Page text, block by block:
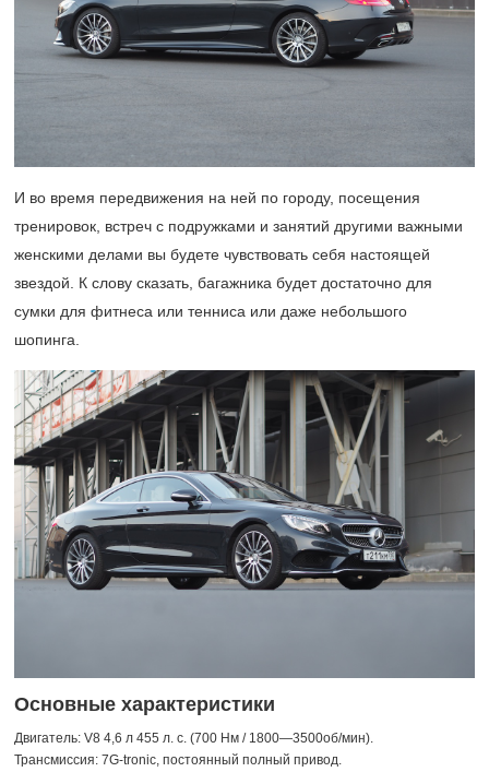
И во время передвижения на ней по городу, посещения
тренировок, встреч с подружками и занятий другими важными
женскими делами вы будете чувствовать себя настоящей
звездой. К слову сказать, багажника будет достаточно для
сумки для фитнеса или тенниса или даже небольшого
шопинга.
Основные характеристики
Двигатель: V8 4,6 л 455 л. с. (700 Нм / 1800—3500об/мин).
Трансмиссия: 7G-tronic, постоянный полный привод.